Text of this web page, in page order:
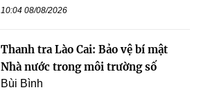
10:04 08/08/2026
Thanh tra Lào Cai: Bảo vệ bí mật
Nhà nước trong môi trường số
Bùi Bình